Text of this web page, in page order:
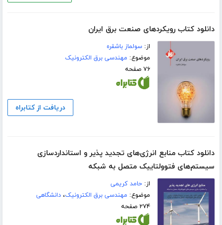
دانلود کتاب رویکردهای صنعت برق ایران
از:سولماز باشقره
موضوع: مهندسی برق الکترونیک
۷۶ صفحه
دریافت از کتابراه
دانلود کتاب منابع انرژی‌های تجدید پذیر و استاندارد‌سازی
سیستم‌های فتوولتاییک متصل به شبکه
از:حامد کریمی
موضوع: مهندسی برق الکترونیک،دانشگاهی
۲۷۴ صفحه